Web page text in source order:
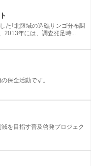
た｢北限域の造礁サンゴ分布調
2013年には、調査発足時...
保全活動です。
を目指す普及啓発プロジェク